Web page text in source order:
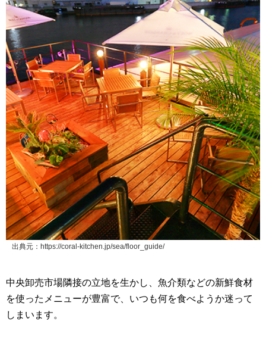
出典元：https://coral-kitchen.jp/sea/floor_guide/
中央卸売市場隣接の立地を生かし、魚介類などの新鮮食材
を使ったメニューが豊富で、いつも何を食べようか迷って
しまいます。